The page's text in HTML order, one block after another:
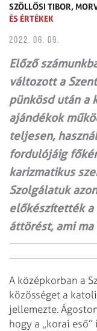
SZÖLLŐSI TIBOR,
ÉS ÉRTÉKEK
2022. 06. 09.
Előző
változott a
pünkösd után a
ajándékok
teljesen,
fordulójáig
karizmatikus
Szolgálatuk
előkészítették a
áttörést, ami
A középkorban a
közösséget a
jellemezte.
hogy a „korai